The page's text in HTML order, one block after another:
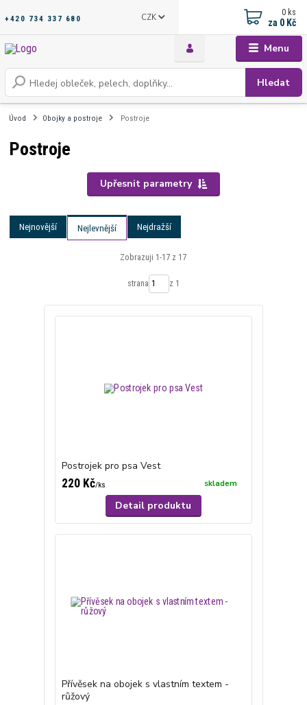
Menu
CZK
Hledat
+420 734 337 680
0 ks
za 0 Kč
Úvod Obojky a postroje Postroje
Postroje
Upřesnit parametry
Nejnovější Nejlevnější Nejdražší
Zobrazuji 1-17 z 17
strana z 1
Postrojek pro psa Vest
220 Kč/ks skladem
Detail produktu
Přívěsek na obojek s vlastním textem -
růžový